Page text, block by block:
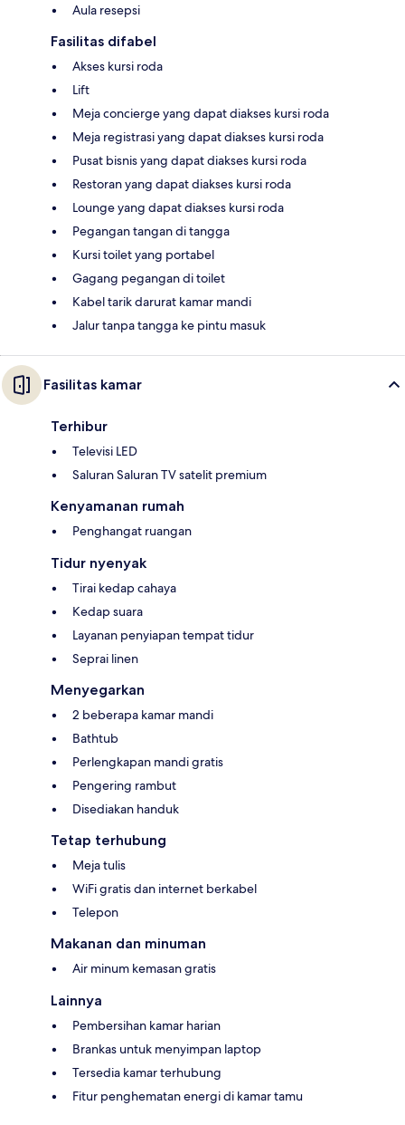
Aula resepsi
Fasilitas difabel
Akses kursi roda
Lift
Meja concierge yang dapat diakses kursi roda
Meja registrasi yang dapat diakses kursi roda
Pusat bisnis yang dapat diakses kursi roda
Restoran yang dapat diakses kursi roda
Lounge yang dapat diakses kursi roda
Pegangan tangan di tangga
Kursi toilet yang portabel
Gagang pegangan di toilet
Kabel tarik darurat kamar mandi
Jalur tanpa tangga ke pintu masuk
Fasilitas kamar
Terhibur
Televisi LED
Saluran Saluran TV satelit premium
Kenyamanan rumah
Penghangat ruangan
Tidur nyenyak
Tirai kedap cahaya
Kedap suara
Layanan penyiapan tempat tidur
Seprai linen
Menyegarkan
2 beberapa kamar mandi
Bathtub
Perlengkapan mandi gratis
Pengering rambut
Disediakan handuk
Tetap terhubung
Meja tulis
WiFi gratis dan internet berkabel
Telepon
Makanan dan minuman
Air minum kemasan gratis
Lainnya
Pembersihan kamar harian
Brankas untuk menyimpan laptop
Tersedia kamar terhubung
Fitur penghematan energi di kamar tamu